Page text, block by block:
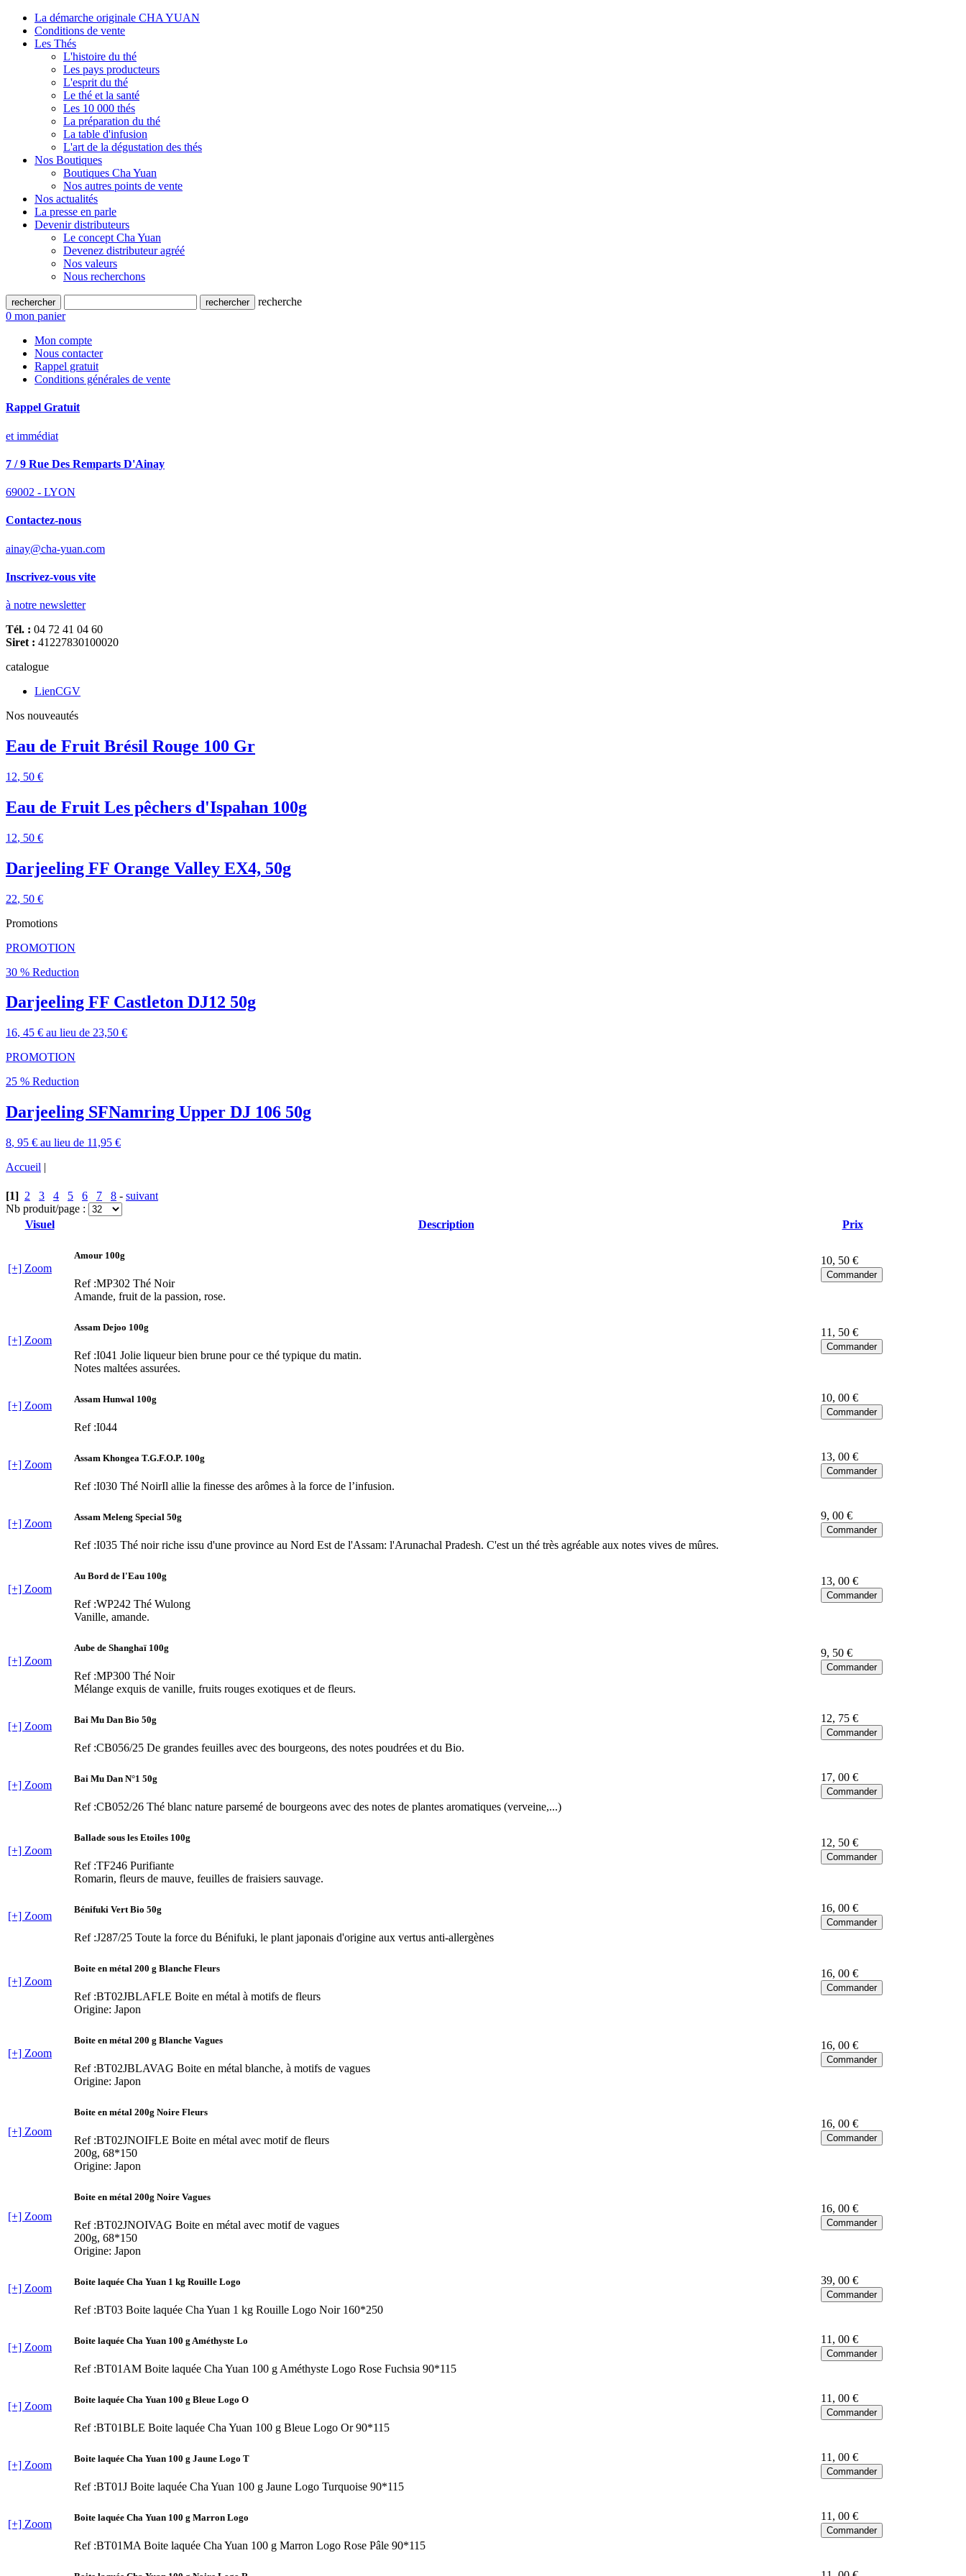
La démarche originale CHA YUAN
Conditions de vente
Les Thés
L'histoire du thé
Les pays producteurs
L'esprit du thé
Le thé et la santé
Les 10 000 thés
La préparation du thé
La table d'infusion
L'art de la dégustation des thés
Nos Boutiques
Boutiques Cha Yuan
Nos autres points de vente
Nos actualités
La presse en parle
Devenir distributeurs
Le concept Cha Yuan
Devenez distributeur agréé
Nos valeurs
Nous recherchons
recherche
0 mon panier
Mon compte
Nous contacter
Rappel gratuit
Conditions générales de vente
Rappel Gratuit
et immédiat
7 / 9 Rue Des Remparts D'Ainay
69002 - LYON
Contactez-nous
ainay@cha-yuan.com
Inscrivez-vous vite
à notre newsletter
Tél. : 04 72 41 04 60
Siret : 41227830100020
catalogue
LienCGV
Nos nouveautés
Eau de Fruit Brésil Rouge 100 Gr
12, 50 €
Eau de Fruit Les pêchers d'Ispahan 100g
12, 50 €
Darjeeling FF Orange Valley EX4, 50g
22, 50 €
Promotions
PROMOTION
30 % Reduction
Darjeeling FF Castleton DJ12 50g
16, 45 € au lieu de 23,50 €
PROMOTION
25 % Reduction
Darjeeling SFNamring Upper DJ 106 50g
8, 95 € au lieu de 11,95 €
Accueil |
[1] 2 3 4 5 6 7 8 - suivant
Nb produit/page :
Visuel
Description Prix
[+] Zoom
Amour 100g
Ref :MP302 Thé Noir
Amande, fruit de la passion, rose.
10, 50 €
[+] Zoom
Assam Dejoo 100g
Ref :I041 Jolie liqueur bien brune pour ce thé typique du matin.
Notes maltées assurées.
11 , 50 €
[+] Zoom
Assam Hunwal 100g
Ref :I044
10, 00 €
[+] Zoom
Assam Khongea T.G.F.O.P. 100g
Ref :I030 Thé NoirIl allie la finesse des arômes à la force de l’infusion.
13, 00 €
[+] Zoom
Assam Meleng Special 50g
Ref :I035 Thé noir riche issu d'une province au Nord Est de l'Assam: l'Arunachal Pradesh. C'est un thé très agréable aux notes vives de mûres.
9, 00 €
[+] Zoom
Au Bord de l'Eau 100g
Ref :WP242 Thé Wulong
Vanille, amande.
13, 00 €
[+] Zoom
Aube de Shanghaï 100g
Ref :MP300 Thé Noir
Mélange exquis de vanille, fruits rouges exotiques et de fleurs.
9, 50 €
[+] Zoom
Bai Mu Dan Bio 50g
Ref :CB056/25 De grandes feuilles avec des bourgeons, des notes poudrées et du Bio.
12, 75 €
[+] Zoom
Bai Mu Dan N°1 50g
Ref :CB052/26 Thé blanc nature parsemé de bourgeons avec des notes de plantes aromatiques (verveine,...)
17, 00 €
[+] Zoom
Ballade sous les Etoiles 100g
Ref :TF246 Purifiante
Romarin, fleurs de mauve, feuilles de fraisiers sauvage.
12, 50 €
[+] Zoom
Bénifuki Vert Bio 50g
Ref :J287/25 Toute la force du Bénifuki, le plant japonais d'origine aux vertus anti-allergènes
16, 00 €
[+] Zoom
Boite en métal 200 g Blanche Fleurs
Ref :BT02JBLAFLE Boite en métal à motifs de fleurs
Origine: Japon
16, 00 €
[+] Zoom
Boite en métal 200 g Blanche Vagues
Ref :BT02JBLAVAG Boite en métal blanche, à motifs de vagues
Origine: Japon
16, 00 €
[+] Zoom
Boite en métal 200g Noire Fleurs
Ref :BT02JNOIFLE Boite en métal avec motif de fleurs
200g, 68*150
Origine: Japon
16, 00 €
[+] Zoom
Boite en métal 200g Noire Vagues
Ref :BT02JNOIVAG Boite en métal avec motif de vagues
200g, 68*150
Origine: Japon
16, 00 €
[+] Zoom
Boite laquée Cha Yuan 1 kg Rouille Logo
Ref :BT03 Boite laquée Cha Yuan 1 kg Rouille Logo Noir 160*250
39, 00 €
[+] Zoom
Boite laquée Cha Yuan 100 g Améthyste Lo
Ref :BT01AM Boite laquée Cha Yuan 100 g Améthyste Logo Rose Fuchsia 90*115
11 , 00 €
[+] Zoom
Boite laquée Cha Yuan 100 g Bleue Logo O
Ref :BT01BLE Boite laquée Cha Yuan 100 g Bleue Logo Or 90*115
11 , 00 €
[+] Zoom
Boite laquée Cha Yuan 100 g Jaune Logo T
Ref :BT01J Boite laquée Cha Yuan 100 g Jaune Logo Turquoise 90*115
11 , 00 €
[+] Zoom
Boite laquée Cha Yuan 100 g Marron Logo
Ref :BT01MA Boite laquée Cha Yuan 100 g Marron Logo Rose Pâle 90*115
11 , 00 €